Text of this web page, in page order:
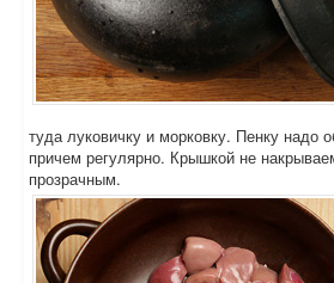
туда луковичку и морковку. Пенку надо
причем регулярно. Крышкой не
прозрачным.